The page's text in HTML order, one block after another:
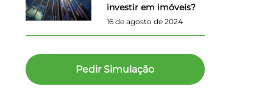
investir em imóveis?
16 de agosto de 2024
Pedir Simulação